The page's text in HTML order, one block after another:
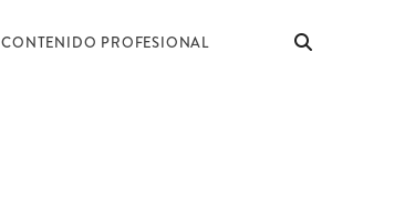
CONTENIDO PROFESIONAL